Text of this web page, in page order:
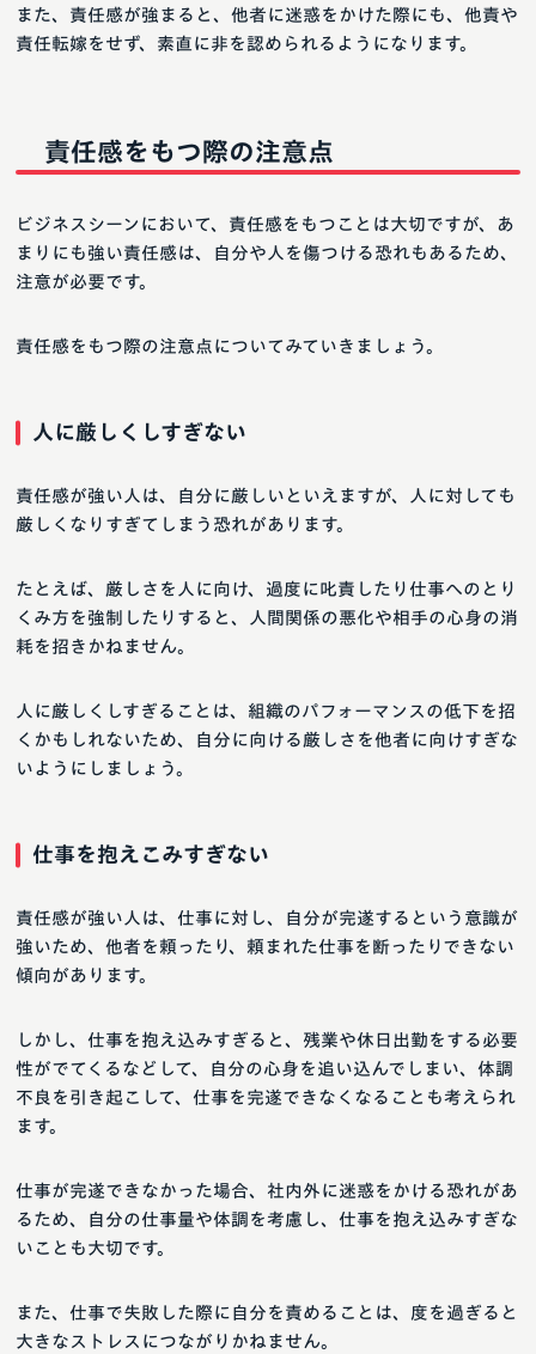
また、責任感が強まると、他者に迷惑をかけた際にも、他責や
責任転嫁をせず、素直に非を認められるようになります。
責任感をもつ際の注意点
ビジネスシーンにおいて、責任感をもつことは大切ですが、あ
まりにも強い責任感は、自分や人を傷つける恐れもあるため、
注意が必要です。
責任感をもつ際の注意点についてみていきましょう。
人に厳しくしすぎない
責任感が強い人は、自分に厳しいといえますが、人に対しても
厳しくなりすぎてしまう恐れがあります。
たとえば、厳しさを人に向け、過度に叱責したり仕事へのとり
くみ方を強制したりすると、人間関係の悪化や相手の心身の消
耗を招きかねません。
人に厳しくしすぎることは、組織のパフォーマンスの低下を招
くかもしれないため、自分に向ける厳しさを他者に向けすぎな
いようにしましょう。
仕事を抱えこみすぎない
責任感が強い人は、仕事に対し、自分が完遂するという意識が
強いため、他者を頼ったり、頼まれた仕事を断ったりできない
傾向があります。
しかし、仕事を抱え込みすぎると、残業や休日出勤をする必要
性がでてくるなどして、自分の心身を追い込んでしまい、体調
不良を引き起こして、仕事を完遂できなくなることも考えられ
ます。
仕事が完遂できなかった場合、社内外に迷惑をかける恐れがあ
るため、自分の仕事量や体調を考慮し、仕事を抱え込みすぎな
いことも大切です。
また、仕事で失敗した際に自分を責めることは、度を過ぎると
大きなストレスにつながりかねません。